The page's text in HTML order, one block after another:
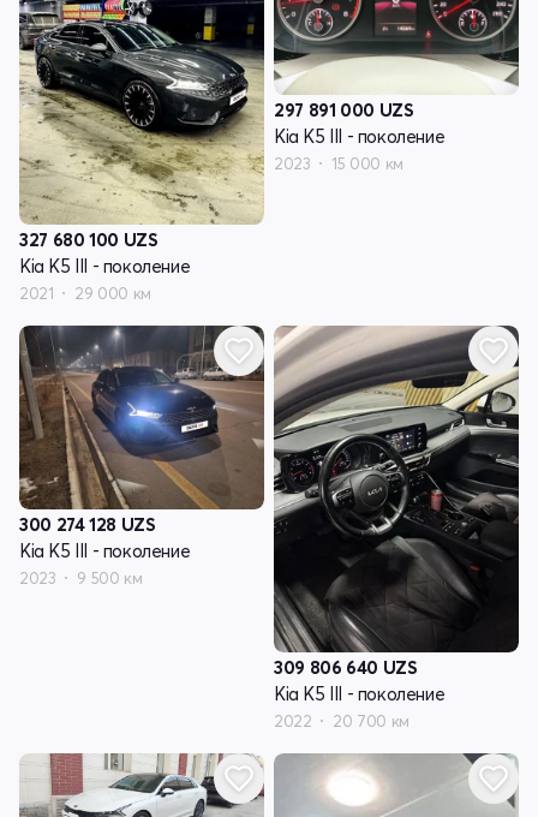
327 680 100 UZS
Kia K5 III - поколение
2021 29 000 км
297 891 000 UZS
Kia K5 III - поколение
2023 15 000 км
300 274 128 UZS
Kia K5 III - поколение
2023 9 500 км
309 806 640 UZS
Kia K5 III - поколение
2022 20 700 км